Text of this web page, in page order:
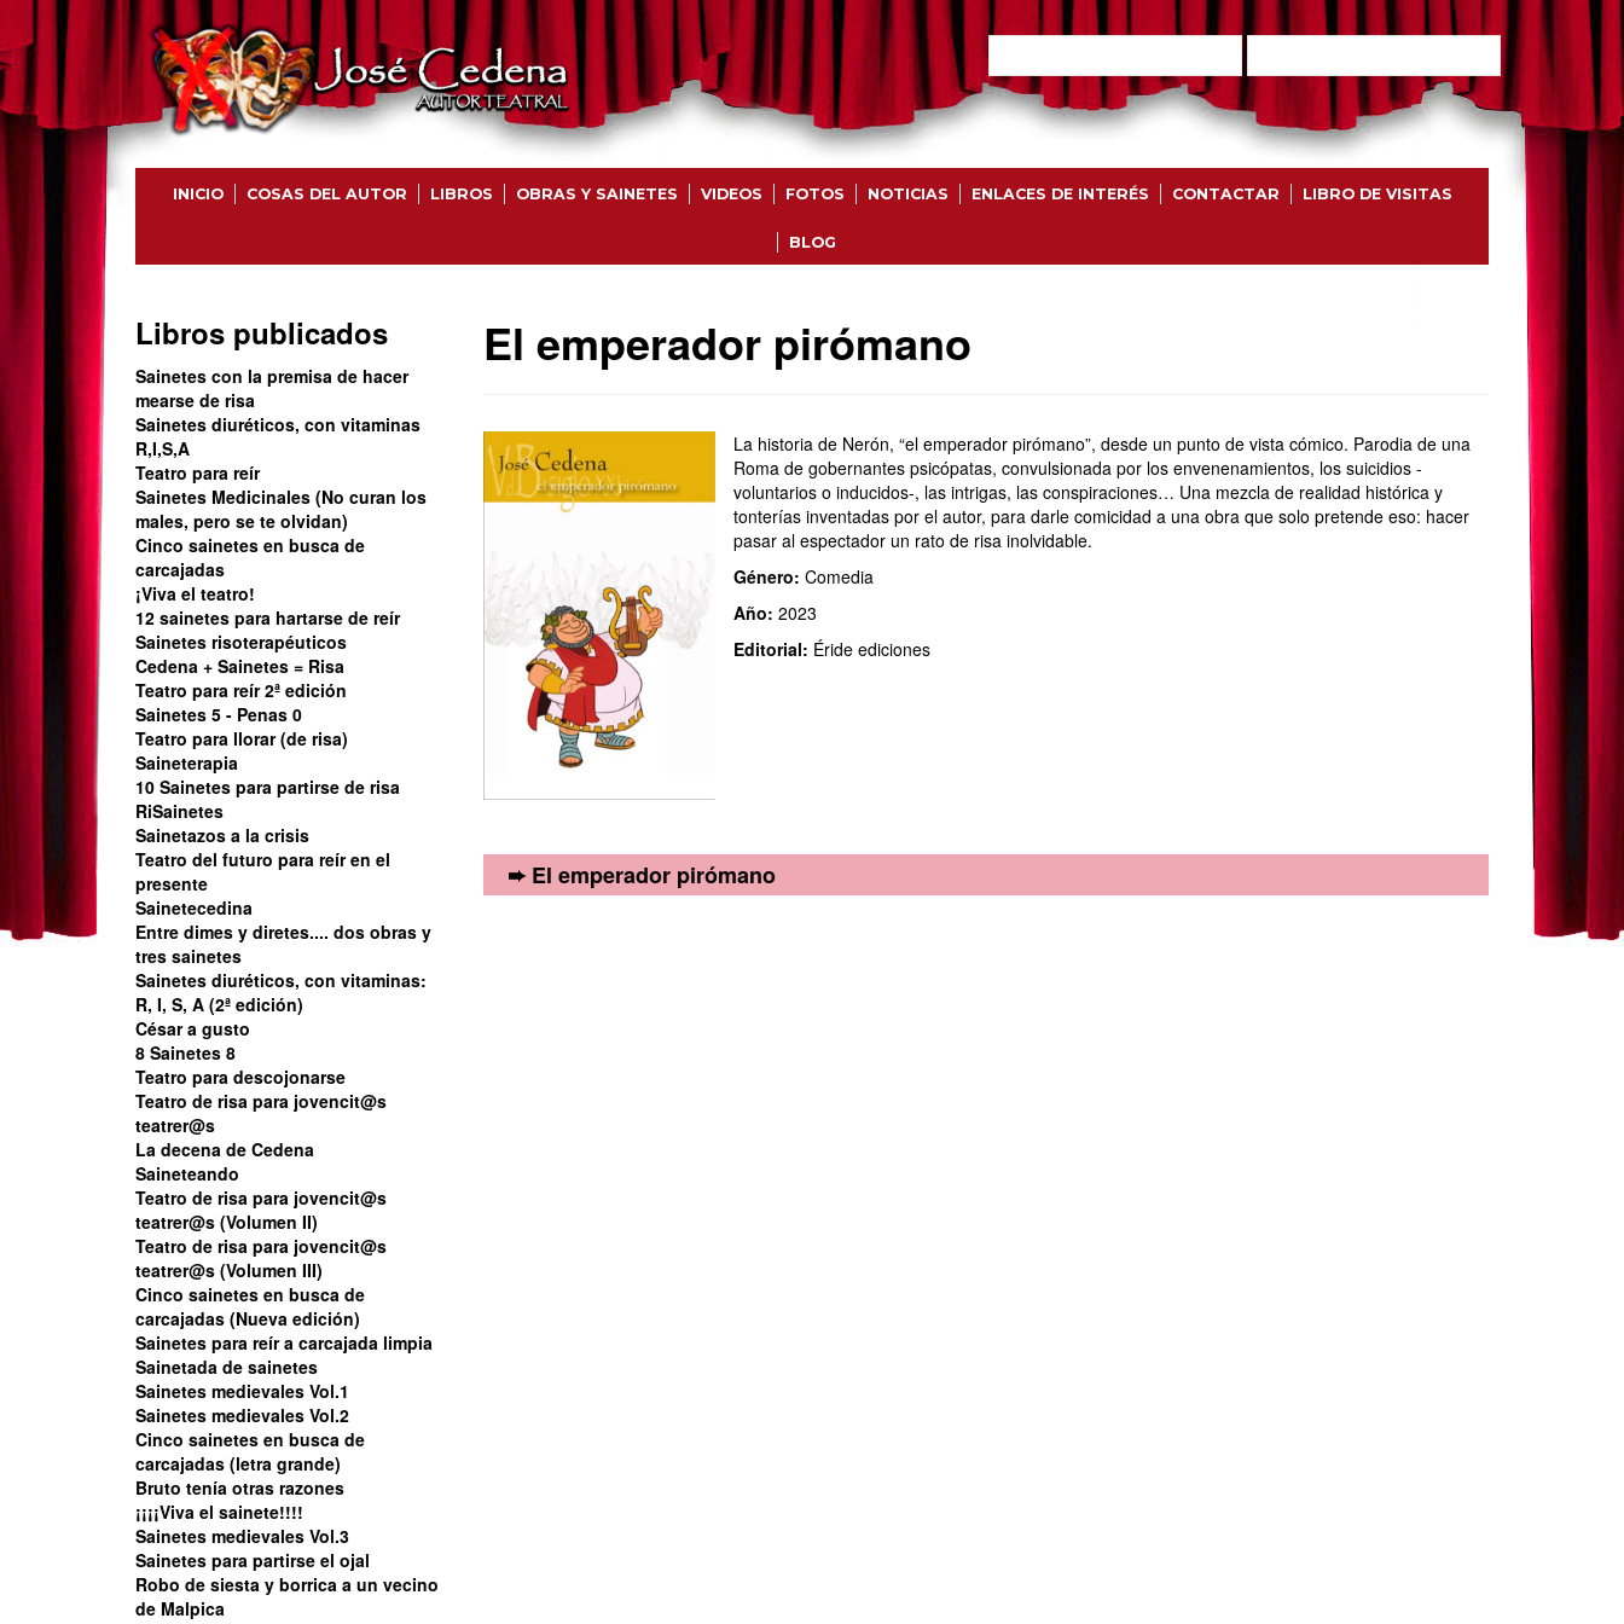
INICIO COSAS DEL AUTOR LIBROS OBRAS Y SAINETES VIDEOS FOTOS NOTICIAS ENLACES DE INTERÉS CONTACTAR LIBRO DE VISITAS
BLOG
Libros publicados
Sainetes con la premisa de hacer
mearse de risa
Sainetes diuréticos, con vitaminas
R,I,S,A
Teatro para reír
Sainetes Medicinales (No curan los
males, pero se te olvidan)
Cinco sainetes en busca de
carcajadas
¡Viva el teatro!
12 sainetes para hartarse de reír
Sainetes risoterapéuticos
Cedena + Sainetes = Risa
Teatro para reír 2ª edición
Sainetes 5 - Penas 0
Teatro para llorar (de risa)
Saineterapia
10 Sainetes para partirse de risa
RiSainetes
Sainetazos a la crisis
Teatro del futuro para reír en el
presente
Sainetecedina
Entre dimes y diretes.... dos obras y
tres sainetes
Sainetes diuréticos, con vitaminas:
R, I, S, A (2ª edición)
César a gusto
8 Sainetes 8
Teatro para descojonarse
Teatro de risa para jovencit@s
teatrer@s
La decena de Cedena
Saineteando
Teatro de risa para jovencit@s
teatrer@s (Volumen II)
Teatro de risa para jovencit@s
teatrer@s (Volumen III)
Cinco sainetes en busca de
carcajadas (Nueva edición)
Sainetes para reír a carcajada limpia
Sainetada de sainetes
Sainetes medievales Vol.1
Sainetes medievales Vol.2
Cinco sainetes en busca de
carcajadas (letra grande)
Bruto tenía otras razones
¡¡¡¡Viva el sainete!!!!
Sainetes medievales Vol.3
Sainetes para partirse el ojal
Robo de siesta y borrica a un vecino
de Malpica
El emperador pirómano
La historia de Nerón, “el emperador pirómano”, desde un punto de vista cómico. Parodia de una
Roma de gobernantes psicópatas, convulsionada por los envenenamientos, los suicidios -
voluntarios o inducidos-, las intrigas, las conspiraciones… Una mezcla de realidad histórica y
tonterías inventadas por el autor, para darle comicidad a una obra que solo pretende eso: hacer
pasar al espectador un rato de risa inolvidable.
Género: Comedia
Año: 2023
Editorial: Éride ediciones
➨ El emperador pirómano